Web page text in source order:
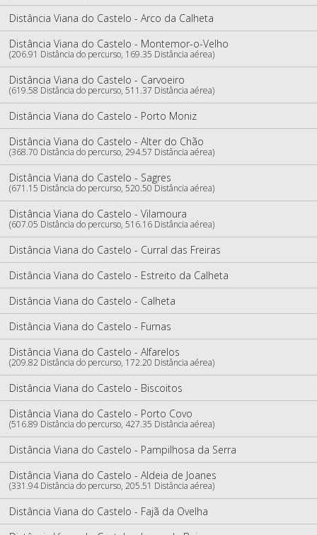
Distância Viana do Castelo - Arco da Calheta
Distância Viana do Castelo - Montemor-o-Velho
(206.91 Distância do percurso, 169.35 Distância aérea)
Distância Viana do Castelo - Carvoeiro
(619.58 Distância do percurso, 511.37 Distância aérea)
Distância Viana do Castelo - Porto Moniz
Distância Viana do Castelo - Alter do Chão
(368.70 Distância do percurso, 294.57 Distância aérea)
Distância Viana do Castelo - Sagres
(671.15 Distância do percurso, 520.50 Distância aérea)
Distância Viana do Castelo - Vilamoura
(607.05 Distância do percurso, 516.16 Distância aérea)
Distância Viana do Castelo - Curral das Freiras
Distância Viana do Castelo - Estreito da Calheta
Distância Viana do Castelo - Calheta
Distância Viana do Castelo - Furnas
Distância Viana do Castelo - Alfarelos
(209.82 Distância do percurso, 172.20 Distância aérea)
Distância Viana do Castelo - Biscoitos
Distância Viana do Castelo - Porto Covo
(516.89 Distância do percurso, 427.35 Distância aérea)
Distância Viana do Castelo - Pampilhosa da Serra
Distância Viana do Castelo - Aldeia de Joanes
(331.94 Distância do percurso, 205.51 Distância aérea)
Distância Viana do Castelo - Fajã da Ovelha